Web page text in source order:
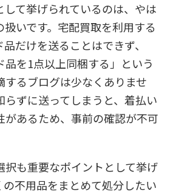
て挙げられているのは、やは
いです。宅配買取を利用する
だけを送ることはできず、
品を1点以上同梱する」という
るブログは少なくありませ
らずに送ってしまうと、着払い
があるため、事前の確認が不可
択も重要なポイントとして挙げ
の不用品をまとめて処分したい